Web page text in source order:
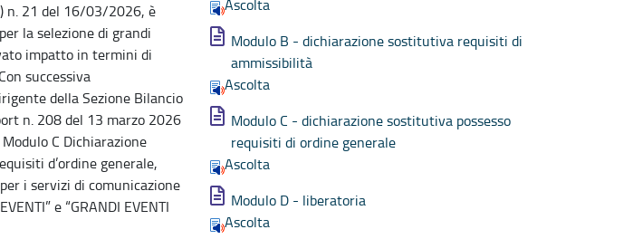
n. 21 del 16/03/2026, è
la selezione di grandi
impatto in termini di
successiva
della Sezione Bilancio
n. 208 del 13 marzo 2026
C Dichiarazione
d’ordine generale,
i servizi di comunicazione
e “GRANDI EVENTI
Ascolta
Modulo B - dichiarazione sostitutiva requisiti di
ammissibilità
Ascolta
Modulo C - dichiarazione sostitutiva possesso
requisiti di ordine generale
Ascolta
Modulo D - liberatoria
Ascolta